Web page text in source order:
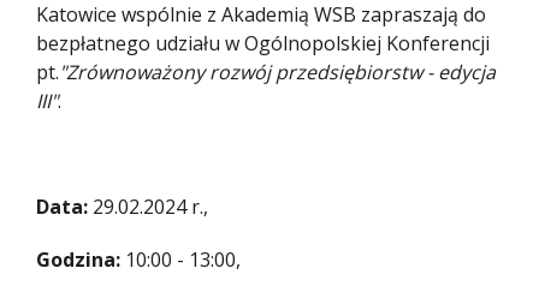
Katowice wspólnie z Akademią WSB zapraszają do
bezpłatnego udziału w Ogólnopolskiej Konferencji
pt."Zrównoważony rozwój przedsiębiorstw - edycja
III".
Data: 29.02.2024 r.,
Godzina: 10:00 - 13:00,